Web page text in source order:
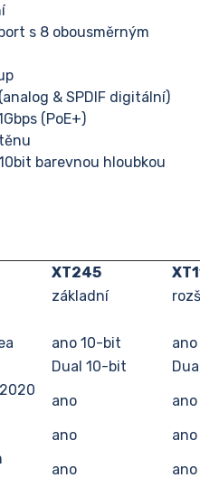
s 8 obousměrným
& SPDIF digitální)
(PoE+)
barevnou hloubkou
XT245
základní
ano 10-bit
Dual 10-bit
ano
ano
ano
ano
ano ano